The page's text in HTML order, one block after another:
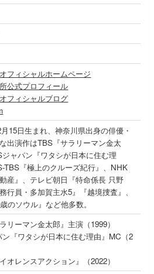
フィシャルホームページ
公式プロフィール
フィシャルブログ
15日生まれ、神奈川県出身の俳優・
出演作はTBS『サラリーマン金太
ャパン『ワタシが日本に住む理
TBS『極上のクルーズ紀行』、NHK
動産』、テレビ朝日『特命係長 只野
行員・多加賀主水5』『越境捜査』、
のソウル』など他多数。
リーマン金太郎』主演（1999）
ン『ワタシが日本に住む理由』MC（2
オレンスアクション』（2022）